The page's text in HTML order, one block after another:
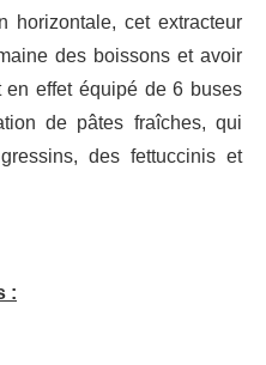
horizontale, cet extracteur
des boissons et avoir
effet équipé de 6 buses
de pâtes fraîches, qui
des fettuccinis et
: